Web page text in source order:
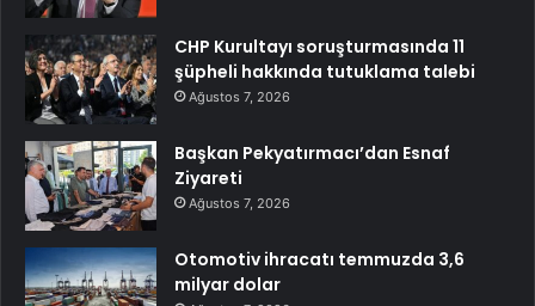
CHP Kurultayı soruşturmasında 11
şüpheli hakkında tutuklama talebi
Ağustos 7, 2026
Başkan Pekyatırmacı’dan Esnaf
Ziyareti
Ağustos 7, 2026
Otomotiv ihracatı temmuzda 3,6
milyar dolar